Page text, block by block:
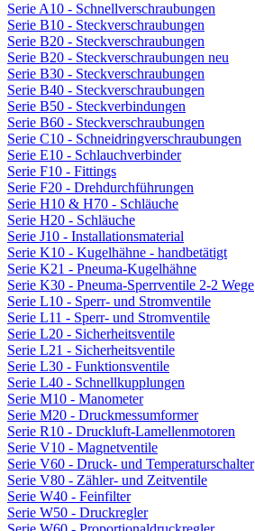
Serie A10 - Schnellverschraubungen
Serie B10 - Steckverschraubungen
Serie B20 - Steckverschraubungen
Serie B20 - Steckverschraubungen neu
Serie B30 - Steckverschraubungen
Serie B40 - Steckverschraubungen
Serie B50 - Steckverbindungen
Serie B60 - Steckverschraubungen
Serie C10 - Schneidringverschraubungen
Serie E10 - Schlauchverbinder
Serie F10 - Fittings
Serie F20 - Drehdurchführungen
Serie H10 & H70 - Schläuche
Serie H20 - Schläuche
Serie J10 - Installationsmaterial
Serie K10 - Kugelhähne - handbetätigt
Serie K21 - Pneuma-Kugelhähne
Serie K30 - Pneuma-Sperrventile 2-2 Wege
Serie L10 - Sperr- und Stromventile
Serie L11 - Sperr- und Stromventile
Serie L20 - Sicherheitsventile
Serie L21 - Sicherheitsventile
Serie L30 - Funktionsventile
Serie L40 - Schnellkupplungen
Serie M10 - Manometer
Serie M20 - Druckmessumformer
Serie R10 - Druckluft-Lamellenmotoren
Serie V10 - Magnetventile
Serie V60 - Druck- und Temperaturschalter
Serie V80 - Zähler- und Zeitventile
Serie W40 - Feinfilter
Serie W50 - Druckregler